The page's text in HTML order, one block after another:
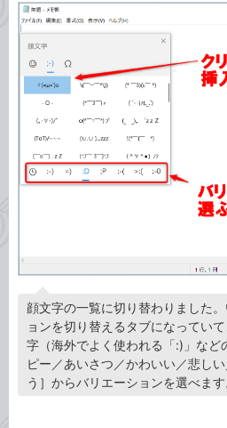
顔文字の一覧に切り替わりました
ョンを切り替えるタブになってい
字（海外でよく使われる「:)」など
ピー／あいさつ／かわいい／悲し
う］からバリエーションを選べます